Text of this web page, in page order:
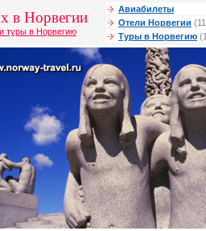
в Норвегии
туры в Норвегию
Авиабилеты
Отели Норвегии
Туры в Норвегию